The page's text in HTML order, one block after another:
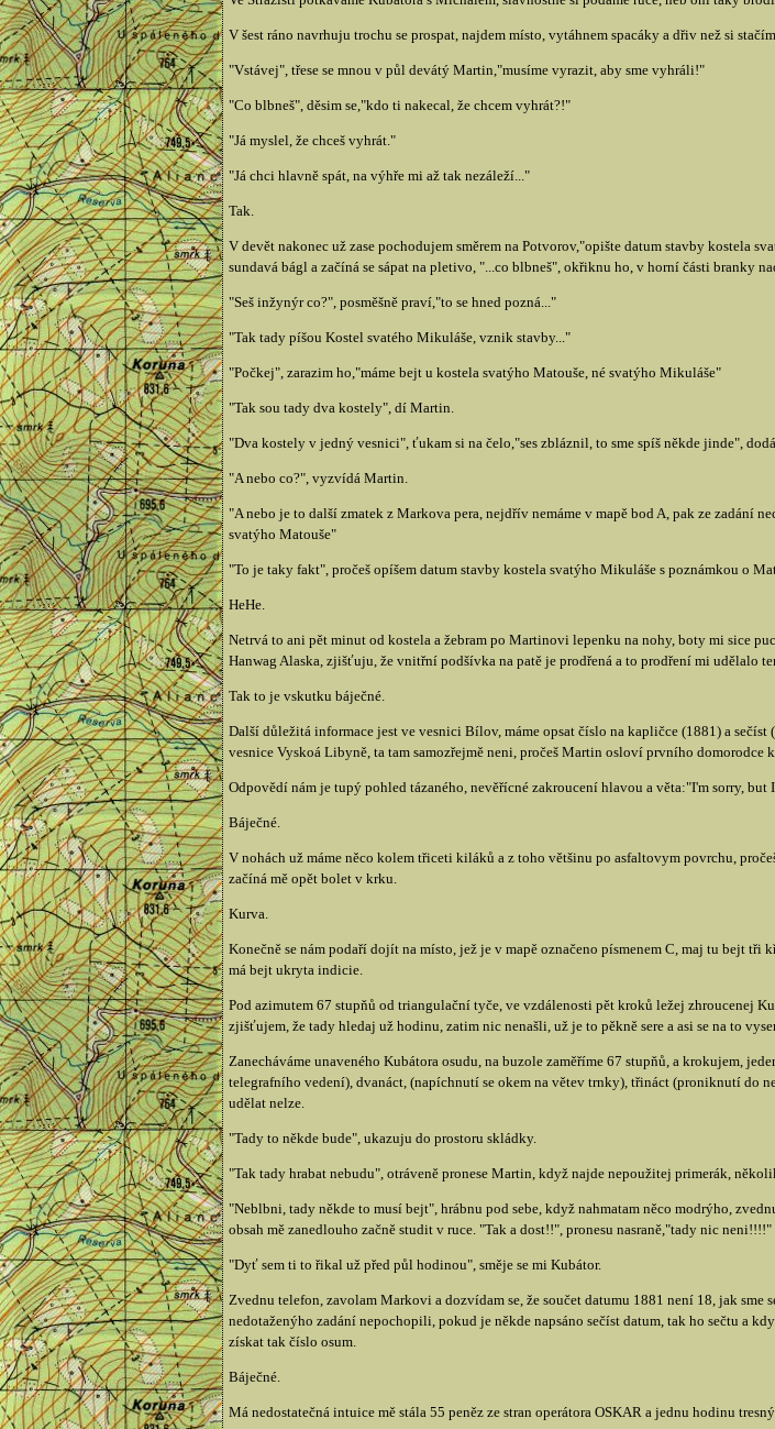
V šest ráno navrhuju trochu se prospat, najdem místo, vytáhnem spacáky a dřiv než si
"Vstávej", třese se mnou v půl devátý Martin,"musíme vyrazit, aby sme vyhráli!"
"Co blbneš", děsim se,"kdo ti nakecal, že chcem vyhrát?!"
"Já myslel, že chceš vyhrát."
"Já chci hlavně spát, na výhře mi až tak nezáleží..."
Tak.
V devět nakonec už zase pochodujem směrem na Potvorov,"opište datum stavby kostela
sundavá bágl a začíná se sápat na pletivo, "...co blbneš", okřiknu ho, v horní části branky
"Seš inžynýr co?", posměšně praví,"to se hned pozná..."
"Tak tady píšou Kostel svatého Mikuláše, vznik stavby..."
"Počkej", zarazim ho,"máme bejt u kostela svatýho Matouše, né svatýho Mikuláše"
"Tak sou tady dva kostely", dí Martin.
"Dva kostely v jedný vesnici", ťukam si na čelo,"ses zbláznil, to sme spíš někde jinde",
"A nebo co?", vyzvídá Martin.
"A nebo je to další zmatek z Markova pera, nejdřív nemáme v mapě bod A, pak ze zadání
svatýho Matouše"
"To je taky fakt", pročeš opíšem datum stavby kostela svatýho Mikuláše s poznámkou o
HeHe.
Netrvá to ani pět minut od kostela a žebram po Martinovi lepenku na nohy, boty mi sice
Hanwag Alaska, zjišťuju, že vnitřní podšívka na patě je prodřená a to prodření mi udělalo
Tak to je vskutku báječné.
Další důležitá informace jest ve vesnici Bílov, máme opsat číslo na kapličce (1881) a
vesnice Vyskoá Libyně, ta tam samozřejmě neni, pročeš Martin osloví prvního domorodce
Odpovědí nám je tupý pohled tázaného, nevěřícné zakroucení hlavou a věta:"I'm sorry, but
Báječné.
V nohách už máme něco kolem třiceti kiláků a z toho většinu po asfaltovym povrchu,
začíná mě opět bolet v krku.
Kurva.
Konečně se nám podaří dojít na místo, jež je v mapě označeno písmenem C, maj tu bejt
má bejt ukryta indicie.
Pod azimutem 67 stupňů od triangulační tyče, ve vzdálenosti pět kroků ležej zhroucenej
zjišťujem, že tady hledaj už hodinu, zatim nic nenašli, už je to pěkně sere a asi se na to
Zanecháváme unaveného Kubátora osudu, na buzole zaměříme 67 stupňů, a krokujem,
telegrafního vedení), dvanáct, (napíchnutí se okem na větev trnky), třináct (proniknutí do
udělat nelze.
"Tady to někde bude", ukazuju do prostoru skládky.
"Tak tady hrabat nebudu", otráveně pronese Martin, když najde nepoužitej primerák,
"Neblbni, tady někde to musí bejt", hrábnu pod sebe, když nahmatam něco modrýho,
obsah mě zanedlouho začně studit v ruce. "Tak a dost!!", pronesu nasraně,"tady nic neni!!!!"
"Dyť sem ti to řikal už před půl hodinou", směje se mi Kubátor.
Zvednu telefon, zavolam Markovi a dozvídam se, že součet datumu 1881 není 18, jak
nedotaženýho zadání nepochopili, pokud je někde napsáno sečíst datum, tak ho sečtu a
získat tak číslo osum.
Báječné.
Má nedostatečná intuice mě stála 55 peněz ze stran operátora OSKAR a jednu hodinu